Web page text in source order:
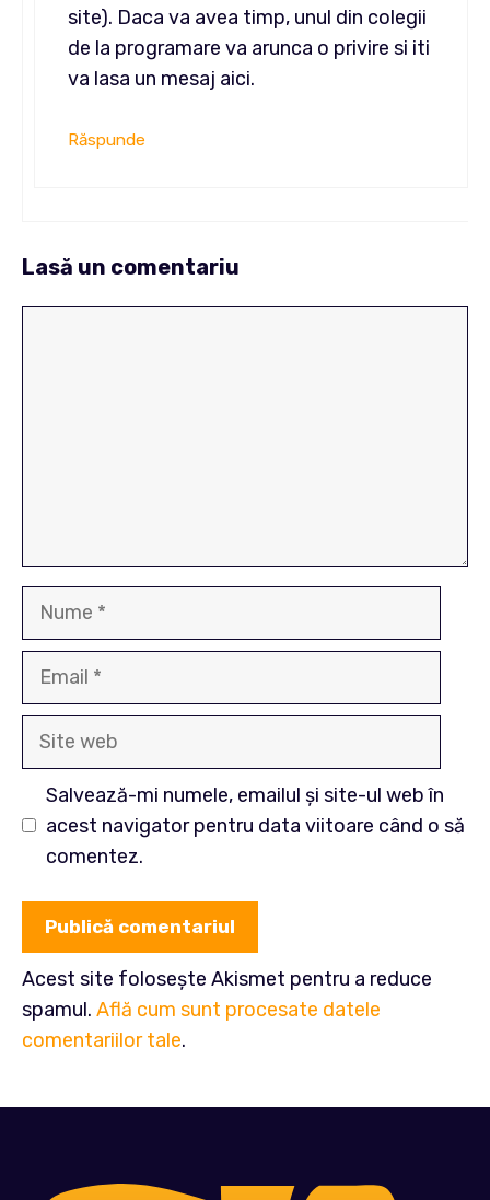
site). Daca va avea timp, unul din colegii
de la programare va arunca o privire si iti
va lasa un mesaj aici.
Răspunde
Lasă un comentariu
Nume
Email
Site
Salvează-mi numele, emailul și site-ul web în
acest navigator pentru data viitoare când o să
comentez.
Acest site folosește Akismet pentru a reduce
spamul. Află cum sunt procesate datele
comentariilor tale.